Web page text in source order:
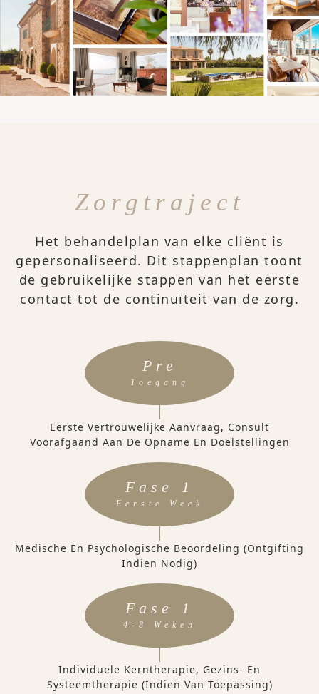
Zorgtraject
Het behandelplan van elke cliënt is
gepersonaliseerd. Dit stappenplan toont
de gebruikelijke stappen van het eerste
contact tot de continuïteit van de zorg.
Pre
Toegang
Eerste Vertrouwelijke Aanvraag, Consult
Voorafgaand Aan De Opname En Doelstellingen
Fase 1
Eerste Week
Medische En Psychologische Beoordeling (ontgifting
Indien Nodig)
Fase 1
4-8 Weken
Individuele Kerntherapie, Gezins- En
Systeemtherapie (indien Van Toepassing)